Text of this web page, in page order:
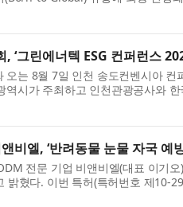
‘그린에너텍 ESG 컨퍼런스
는 8월 7일 인천 송도컨벤시아 컨
시가 주최하고 인천관광공사와
비엘, ‘반려동물 눈물 자국 예
전문 기업 비앤비엘(대표 이기
밝혔다. 이번 특허(특허번호 제